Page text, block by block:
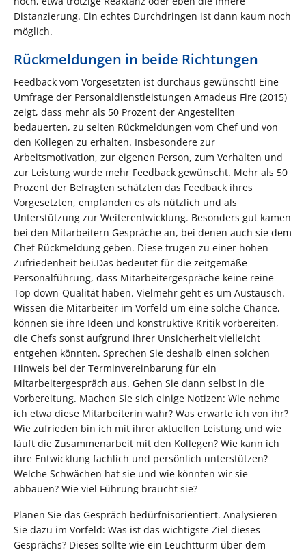
Distanzierung. Ein echtes Durchdringen ist dann kaum noch
möglich.
Rückmeldungen in beide Richtungen
Feedback vom Vorgesetzten ist durchaus gewünscht! Eine
Umfrage der Personaldienstleistungen Amadeus Fire (2015)
zeigt, dass mehr als 50 Prozent der Angestellten
bedauerten, zu selten Rückmeldungen vom Chef und von
den Kollegen zu erhalten. Insbesondere zur
Arbeitsmotivation, zur eigenen Person, zum Verhalten und
zur Leistung wurde mehr Feedback gewünscht. Mehr als 50
Prozent der Befragten schätzten das Feedback ihres
Vorgesetzten, empfanden es als nützlich und als
Unterstützung zur Weiterentwicklung. Besonders gut kamen
bei den Mitarbeitern Gespräche an, bei denen auch sie dem
Chef Rückmeldung geben. Diese trugen zu einer hohen
Zufriedenheit bei.Das bedeutet für die zeitgemäße
Personalführung, dass Mitarbeitergespräche keine reine
Top down-Qualität haben. Vielmehr geht es um Austausch.
Wissen die Mitarbeiter im Vorfeld um eine solche Chance,
können sie ihre Ideen und konstruktive Kritik vorbereiten,
die Chefs sonst aufgrund ihrer Unsicherheit vielleicht
entgehen könnten. Sprechen Sie deshalb einen solchen
Hinweis bei der Terminvereinbarung für ein
Mitarbeitergespräch aus. Gehen Sie dann selbst in die
Vorbereitung. Machen Sie sich einige Notizen: Wie nehme
ich etwa diese Mitarbeiterin wahr? Was erwarte ich von ihr?
Wie zufrieden bin ich mit ihrer aktuellen Leistung und wie
läuft die Zusammenarbeit mit den Kollegen? Wie kann ich
ihre Entwicklung fachlich und persönlich unterstützen?
Welche Schwächen hat sie und wie könnten wir sie
abbauen? Wie viel Führung braucht sie?
Planen Sie das Gespräch bedürfnisorientiert. Analysieren
Sie dazu im Vorfeld: Was ist das wichtigste Ziel dieses
Gesprächs? Dieses sollte wie ein Leuchtturm über dem